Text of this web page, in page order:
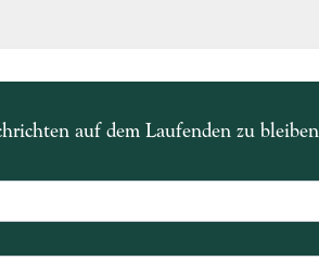
auf dem Laufenden zu bleiben